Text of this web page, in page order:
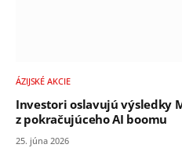
ÁZIJSKÉ AKCIE
Investori oslavujú výsledky
z pokračujúceho AI boomu
25. júna 2026